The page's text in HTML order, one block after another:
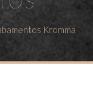
Kromma